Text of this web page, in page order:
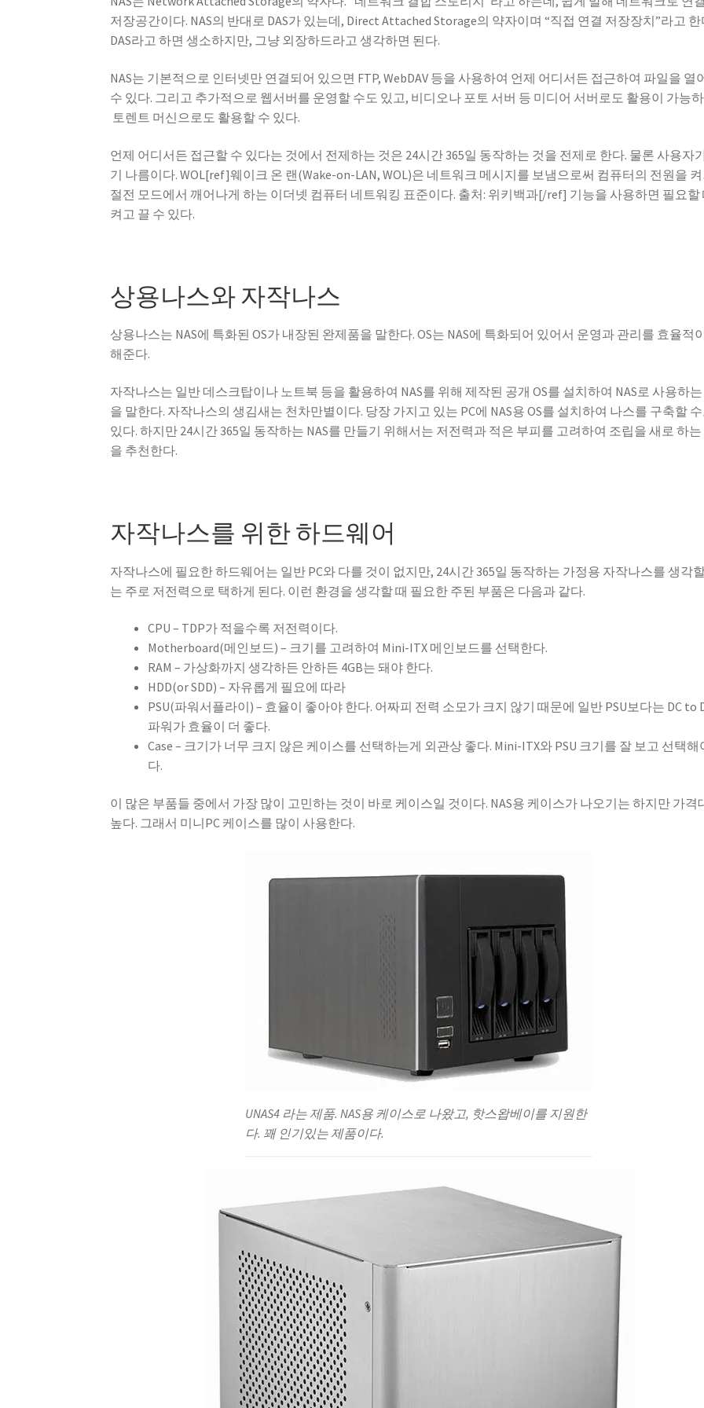
저장공간이다. NAS의 반대로 DAS가 있는데, Direct Attached Storage의 약자이며 “직접 연결 저장장치”라고 한
DAS라고 하면 생소하지만, 그냥 외장하드라고 생각하면 된다.
NAS는 기본적으로 인터넷만 연결되어 있으면 FTP, WebDAV 등을 사용하여 언제 어디서든 접근하여 파일을 열
수 있다. 그리고 추가적으로 웹서버를 운영할 수도 있고, 비디오나 포토 서버 등 미디어 서버로도 활용이 가능
토렌트 머신으로도 활용할 수 있다.
언제 어디서든 접근할 수 있다는 것에서 전제하는 것은 24시간 365일 동작하는 것을 전제로 한다. 물론 사용자
기 나름이다. WOL[ref]웨이크 온 랜(Wake-on-LAN, WOL)은 네트워크 메시지를 보냄으로써 컴퓨터의 전원을
절전 모드에서 깨어나게 하는 이더넷 컴퓨터 네트워킹 표준이다. 출처: 위키백과[/ref] 기능을 사용하면 필요할
켜고 끌 수 있다.
상용나스와 자작나스
상용나스는 NAS에 특화된 OS가 내장된 완제품을 말한다. OS는 NAS에 특화되어 있어서 운영과 관리를 효율적
해준다.
자작나스는 일반 데스크탑이나 노트북 등을 활용하여 NAS를 위해 제작된 공개 OS를 설치하여 NAS로 사용하는
을 말한다. 자작나스의 생김새는 천차만별이다. 당장 가지고 있는 PC에 NAS용 OS를 설치하여 나스를 구축할
있다. 하지만 24시간 365일 동작하는 NAS를 만들기 위해서는 저전력과 적은 부피를 고려하여 조립을 새로 하는
을 추천한다.
자작나스를 위한 하드웨어
자작나스에 필요한 하드웨어는 일반 PC와 다를 것이 없지만, 24시간 365일 동작하는 가정용 자작나스를 생각
는 주로 저전력으로 택하게 된다. 이런 환경을 생각할 때 필요한 주된 부품은 다음과 같다.
CPU – TDP가 적을수록 저전력이다.
Motherboard(메인보드) – 크기를 고려하여 Mini-ITX 메인보드를 선택한다.
RAM – 가상화까지 생각하든 안하든 4GB는 돼야 한다.
HDD(or SDD) – 자유롭게 필요에 따라
PSU(파워서플라이) – 효율이 좋아야 한다. 어짜피 전력 소모가 크지 않기 때문에 일반 PSU보다는 DC to
파워가 효율이 더 좋다.
Case – 크기가 너무 크지 않은 케이스를 선택하는게 외관상 좋다. Mini-ITX와 PSU 크기를 잘 보고 선택해
다.
이 많은 부품들 중에서 가장 많이 고민하는 것이 바로 케이스일 것이다. NAS용 케이스가 나오기는 하지만 가격
높다. 그래서 미니PC 케이스를 많이 사용한다.
UNAS4 라는 제품. NAS용 케이스로 나왔고, 핫스왑베이를 지원한
다. 꽤 인기있는 제품이다.